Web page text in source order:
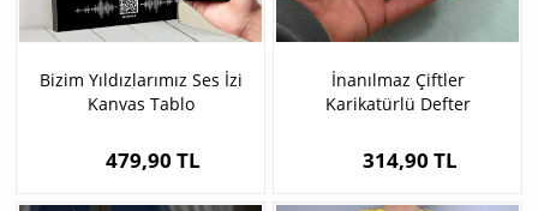
Bizim Yıldızlarımız Ses İzi
Kanvas Tablo
479,90 TL
İnanılmaz Çiftler
Karikatürlü Defter
314,90 TL